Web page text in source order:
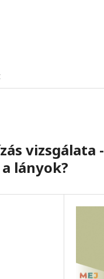
vizsgálata -
lányok?